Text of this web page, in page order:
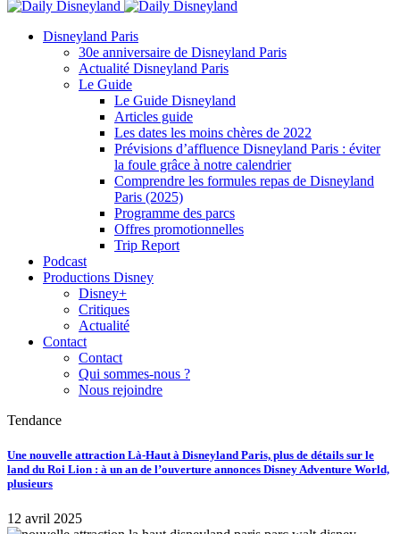
Disneyland Paris
30e anniversaire de Disneyland Paris
Actualité Disneyland Paris
Le Guide
Le Guide Disneyland
Articles guide
Les dates les moins chères de 2022
Prévisions d’affluence Disneyland Paris : éviter
la foule grâce à notre calendrier
Comprendre les formules repas de Disneyland
Paris (2025)
Programme des parcs
Offres promotionnelles
Trip Report
Podcast
Productions Disney
Disney+
Critiques
Actualité
Contact
Contact
Qui sommes-nous ?
Nous rejoindre
Tendance
Une nouvelle attraction Là-Haut à Disneyland Paris, plus de détails sur le
land du Roi Lion : à un an de l’ouverture annonces Disney Adventure World,
plusieurs
12 avril 2025